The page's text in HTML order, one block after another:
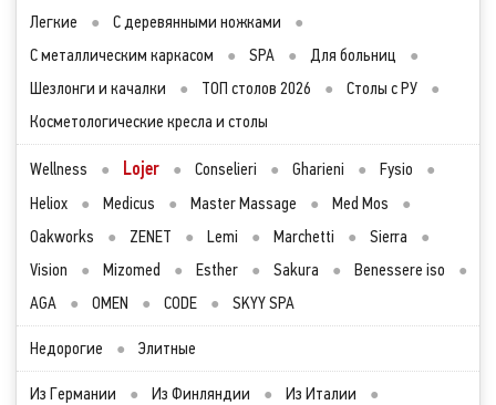
Легкие
● С деревянными ножками
●
С металлическим каркасом
● SPA ● Для больниц
●
Шезлонги и качалки
● ТОП столов 2026 ● Столы с РУ
●
Косметологические кресла и столы
Wellness ● Lojer ● Conselieri ● Gharieni ● Fysio
●
Heliox
● Medicus ● Master Massage ● Med Mos
●
Oakworks
● ZENET ● Lemi ● Marchetti ● Sierra
●
Vision
● Mizomed ● Esther ● Sakura ● Benessere iso
●
AGA
● OMEN ● CODE ● SKYY SPA
Недорогие ● Элитные
Из Германии ● Из Финляндии ● Из Италии
●